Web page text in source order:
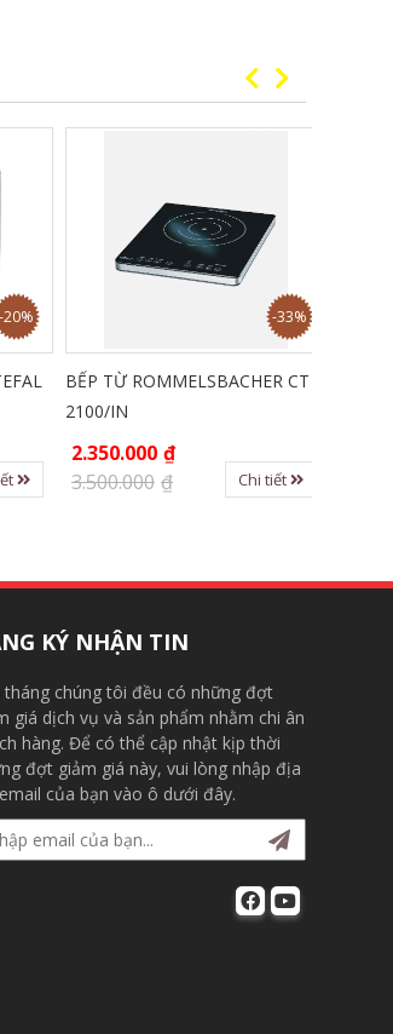
-33%
BẾP TỪ ROMMELSBACHER CT
2100/IN
2.350.000 ₫
3.500.000 ₫ Chi tiết
KÝ NHẬN TIN
tháng chúng tôi đều có những đợt
giá dịch vụ và sản phẩm nhằm chi ân
hàng. Để có thể cập nhật kịp thời
đợt giảm giá này, vui lòng nhập địa
của bạn vào ô dưới đây.